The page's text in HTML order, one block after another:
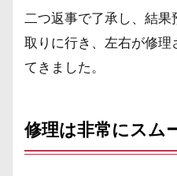
二つ返事で了承し、結
取りに行き、左右が修理
てきました。
修理は非常にスム